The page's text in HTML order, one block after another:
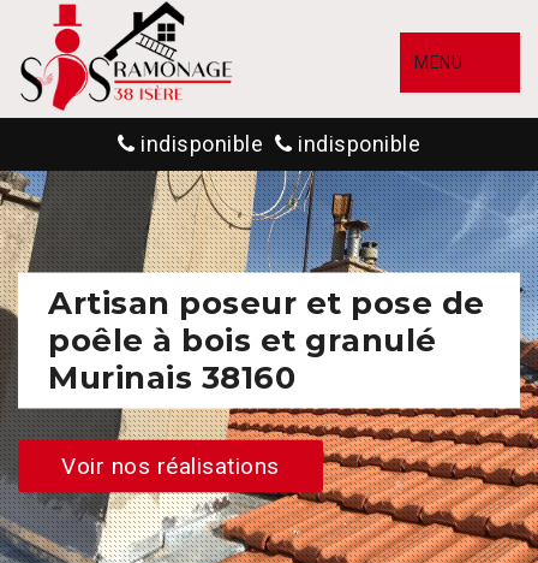
MENU
indisponible indisponible
Artisan poseur et pose de
poêle à bois et granulé
Murinais 38160
Voir nos réalisations